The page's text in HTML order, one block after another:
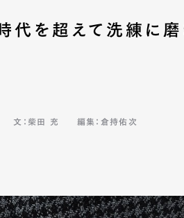
代を超えて洗練に磨
文：柴田 充 編集：倉持佑次